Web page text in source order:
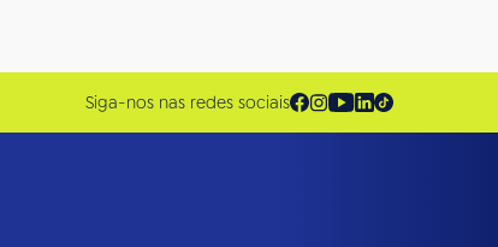
Siga-nos nas redes sociais